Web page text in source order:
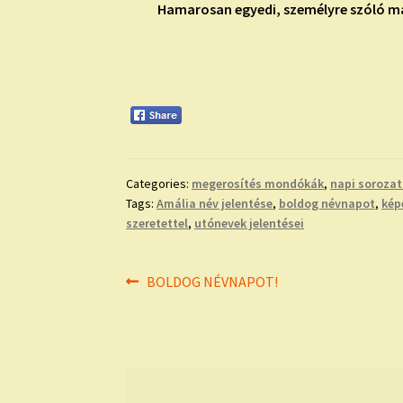
Hamarosan egyedi, személyre szóló
Categories: megerosítés mondókák, napi
Tags:Amália név jelentése, boldog névnapot,
szeretettel, utónevek jelentései
Bejegyzés
Previous
BOLDOG NÉVNAPOT!